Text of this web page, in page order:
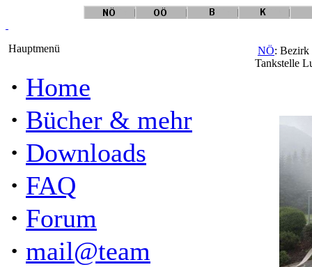
Hauptmenü
· Home
· Bücher & mehr
· Downloads
· FAQ
· Forum
· mail@team
NÖ: Bezirk
Tankstelle